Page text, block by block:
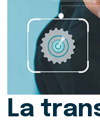
La